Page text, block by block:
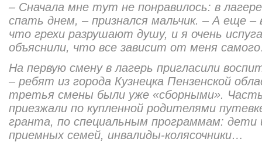
– Сначала мне тут не понравилось: в
спать днем, – признался мальчик. – А еще –
что грехи разрушают душу, и я очень
объяснили, что все зависит от меня
На первую смену в лагерь пригласили
– ребят из города Кузнецка Пензенской
третья смены были уже «сборными».
приезжали по купленной родителями
гранта, по специальным программам: дети
приемных семей, инвалиды-колясочники…